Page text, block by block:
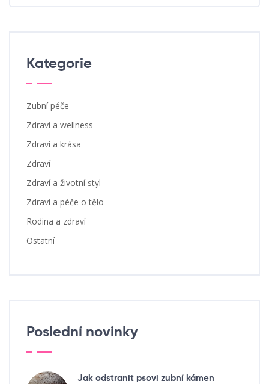
Kategorie
Zubní péče
Zdraví a wellness
Zdraví a krása
Zdraví
Zdraví a životní styl
Zdraví a péče o tělo
Rodina a zdraví
Ostatní
Poslední novinky
Jak odstranit psovi zubní kámen